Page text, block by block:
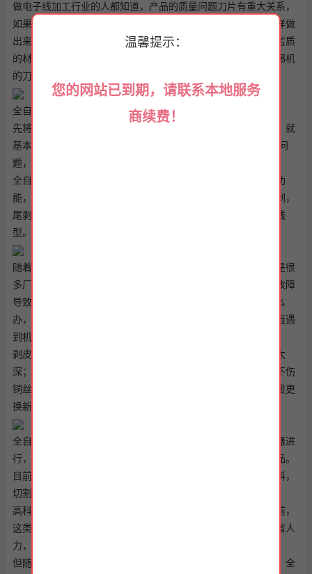
温馨提示：
您的网站已到期，请联系本地服务
商续费！
做电子线加工行业的人都知道，产品的质量问题刀片有重大关系，
如果刀片磨损的厉害的话，或者刀片用的是劣质材料的话，这样做
出来的产品效果不尽人意啊，而且刀片属于易损物品，如果用劣质
的材料的话，用的不久就要更换了，而我们公司全自动裁线沾锡机
的刀片是经过多年的实践找到更为合适的材料来做出的。
全自动裁线沾锡机同电脑裁线机有哪些区别哪位知道呢?
先将这些线缆合理布置好，再用自锁式塑料扎带将它们捆绑好，就
基本可避免太过凌乱。 好的解决方法就是无线，但基于安全性问
题，通常也不会用。
全自动电脑裁线剥皮机这类全自动裁线剥皮机一般同时具有多功
能，常用的对线材的剪断，也就是剪裁，对线材剥皮，包括头剥，
尾剥，全剥，半剥。重量重中间剥企业客户可以选择单线型，线
型。
随着科学技术的发展，全自动沾锡机已经开始广泛的使用。但是很
多厂家在使用的时候经常会遇到一些问题或者机械设备出现了故障
导致影响工作效率。很多在遇到机械故障的时候也不知道该怎么
办，只能干等者让人员来维修，这样也耽误了工作进度。那么当遇
到机械故障的时候要怎么解决呢？
剥皮开口长度不一的检测方法：如果是因为切剥刀切入太浅或太
深；那么我们就用切刀深浅调节件来调试刀口到适当位置，以不伤
铜丝且能顺利脱落胶皮为准。如果还是开口不一的话，那就直接更
换新切刀片。
全自动裁线沾锡机更是具有数字控制界面检测系统可，可对机器进
行，全天候的检测，及时处理故障，是一个更人性化的科技产品。
目前，全自动沾锡机被称为一个多功能的机器，它可以完成下料，
切割，压端等任务。
高科技结晶的全自动沾锡机在市场竞争中逐渐取得了优势。目前，
这类型的沾锡机适用于大，中型和小型企业使用，大限度地节省人
力，提高工作效率，带来可观的市场发展前景。
但随着科技的进步，普通的沾锡机已经不能满足人们的需求了，全